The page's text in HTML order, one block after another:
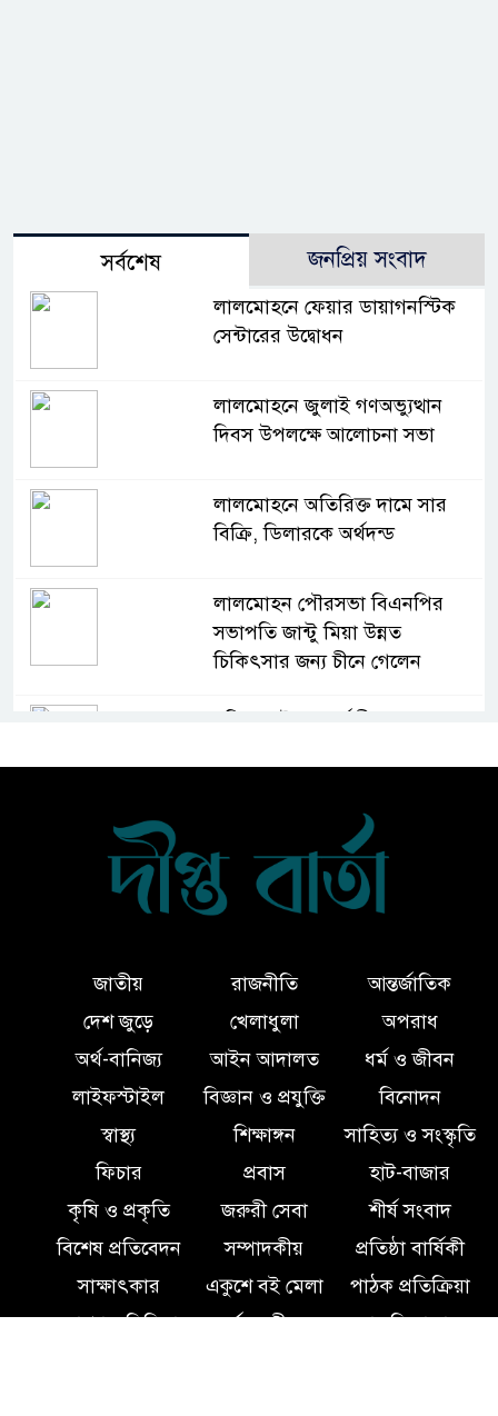
সর্বশেষ জনপ্রিয় সংবাদ
লালমোহনে ফেয়ার ডায়াগনস্টিক
সেন্টারের উদ্বোধন
লালমোহনে জুলাই গণঅভ্যুত্থান
দিবস উপলক্ষে আলোচনা সভা
লালমোহনে অতিরিক্ত দামে সার
বিক্রি, ডিলারকে অর্থদন্ড
লালমোহন পৌরসভা বিএনপির
সভাপতি জান্টু মিয়া উন্নত
চিকিৎসার জন্য চীনে গেলেন
লালমোহনে শহীদ নূরে আলমের ৪র্থ
মৃত্যুবার্ষিকী পালন, মোমবাতি
প্রজ্জ্বলন ও নীরবতা
ফান্ডেড স্কলারশিপ অর্জন করলেন
লালমোহনের সন্তান ফাহিম
দক্ষিন আইচায় ‎বিভিন্ন পরিচয়ে
বাড়িতে ঢুকে প্রতারণার অভিযোগ,
সতর্ক থাকার আহ্বান পুলিশের
লালমোহনে পানিতে ডুবে শিশুর মৃত্যু
পরকীয়ার অভিযোগে অভিযুক্ত
ছাত্রদল নেতা শরীফ বেপারীকে
জাতীয় রাজনীতি
আন্তর্জাতিক
দেশ জুড়ে
খেলাধুলা
অপরাধ
অর্থ-বানিজ্য
আইন আদালত
ধর্ম ও জীবন
লাইফস্টাইল
বিজ্ঞান ও প্রযুক্তি
বিনোদন
স্বাস্থ্য
শিক্ষাঙ্গন
সাহিত্য ও সংস্কৃতি
ফিচার
প্রবাস
হাট-বাজার
কৃষি ও প্রকৃতি
জরুরী সেবা
শীর্ষ সংবাদ
বিশেষ প্রতিবেদন
সম্পাদকীয়
প্রতিষ্ঠা বার্ষিকী
সাক্ষাৎকার
একুশে বই মেলা
পাঠক প্রতিক্রিয়া
সোশ্যাল মিডিয়া
ধর্ম ও জীবন চাকরি বাজার